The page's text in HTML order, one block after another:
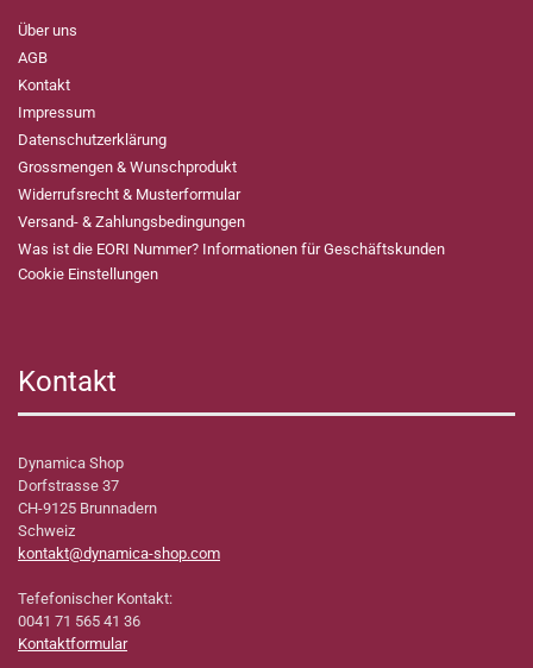
Über uns
AGB
Kontakt
Impressum
Datenschutzerklärung
Grossmengen & Wunschprodukt
Widerrufsrecht & Musterformular
Versand- & Zahlungsbedingungen
Was ist die EORI Nummer? Informationen für Geschäftskunden
Cookie Einstellungen
Kontakt
Dynamica Shop
Dorfstrasse 37
CH-9125 Brunnadern
Schweiz
kontakt@dynamica-shop.com
Tefefonischer Kontakt:
0041 71 565 41 36
Kontaktformular